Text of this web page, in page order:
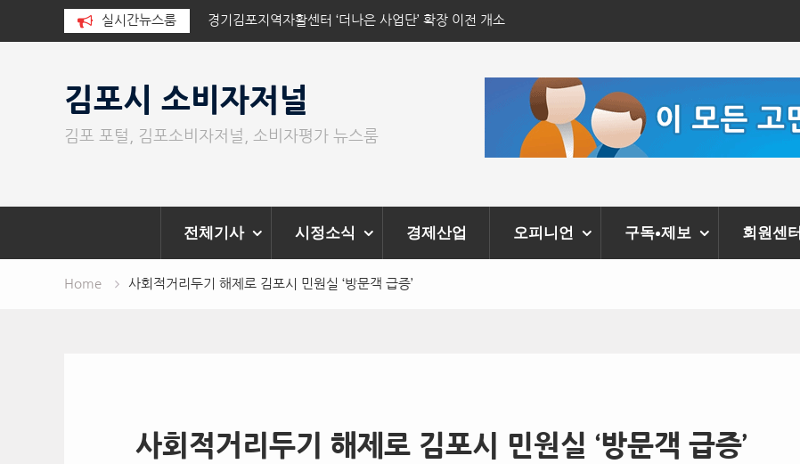
실시간뉴스룸
나은 사업단’ 확장 이전 개소 김포시, 돌봄 공백 해소 위한 지역사회 공동체 활성화 추진
김포시 소비자저널
김포 포털, 김포소비자저널, 소비자평가 뉴스룸
전체기사 시정소식 경제산업 오피니언 구독•제보 회원센터
Home 사회적거리두기 해제로 김포시 민원실 ‘방문객 급증’
사회적거리두기 해제로 김포시 민원실 ‘방문객 급증’